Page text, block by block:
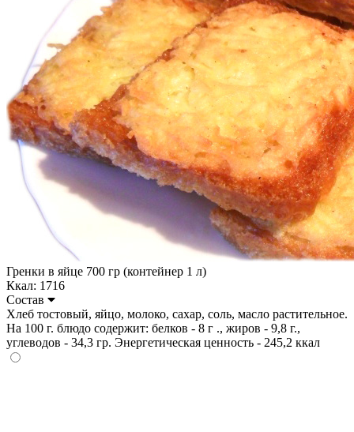
Гренки в яйце 700 гр (контейнер 1 л)
Ккал: 1716
Состав
Хлеб тостовый, яйцо, молоко, сахар, соль, масло растительное.
На 100 г. блюдо содержит: белков - 8 г ., жиров - 9,8 г.,
углеводов - 34,3 гр. Энергетическая ценность - 245,2 ккал